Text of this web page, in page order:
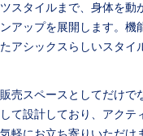
ツスタイルまで、身体を動
ンアップを展開します。機
たアシックスらしいスタイ
販売スペースとしてだけで
して設計しており、アクテ